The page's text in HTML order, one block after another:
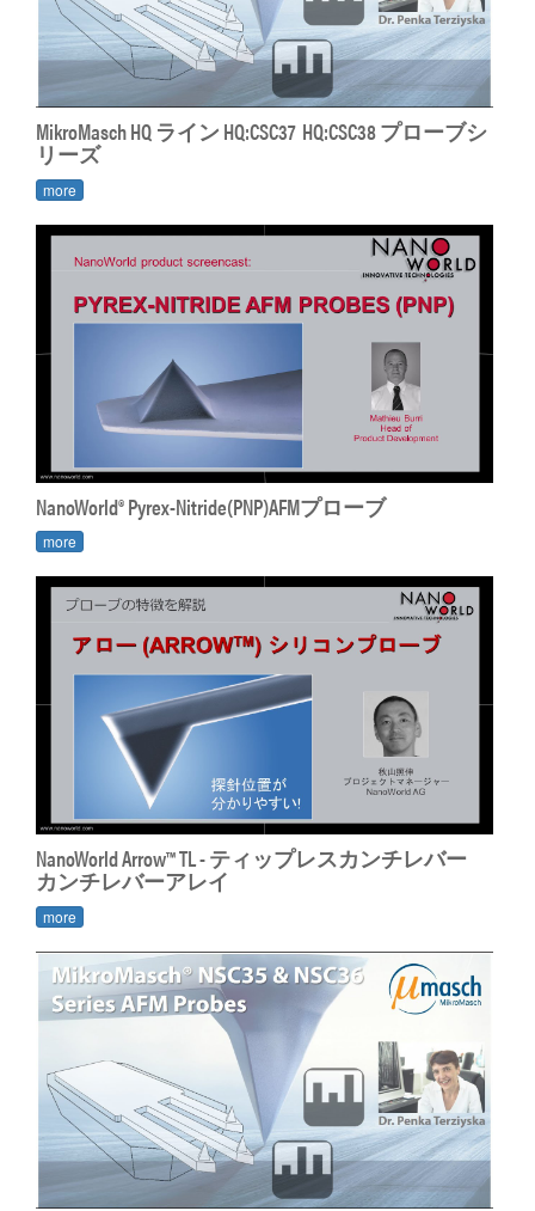
MikroMasch HQ ライン HQ:CSC37 HQ:CSC38 プローブシ
リーズ
more
NanoWorld® Pyrex-Nitride(PNP)AFMプローブ
more
NanoWorld Arrow™ TL - ティップレスカンチレバー
カンチレバーアレイ
more